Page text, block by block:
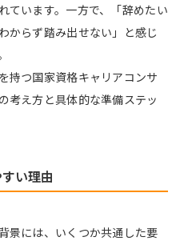
ています。一方で、「辞めたい
からず踏み出せない」と感じ
持つ国家資格キャリアコンサ
考え方と具体的な準備ステッ
い理由
景には、いくつか共通した要